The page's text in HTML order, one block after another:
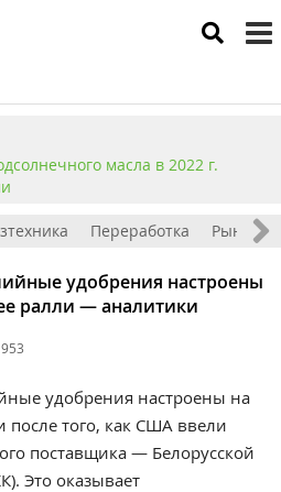
масла в 2022 г.
Переработка Рынок
удобрения настроены
ралли — аналитики
удобрения настроены на
того, как США ввели
поставщика — Белорусской
Это оказывает